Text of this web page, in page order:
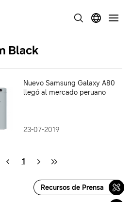
Black
Nuevo Samsung Galaxy A80
llegó al mercado peruano
23-07-2019
1
Recursos de Prensa